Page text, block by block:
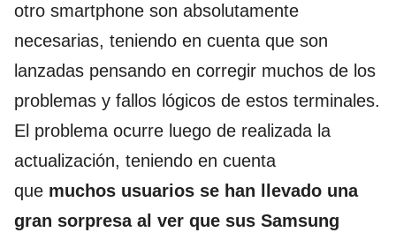
otro smartphone son absolutamente
necesarias, teniendo en cuenta que son
lanzadas pensando en corregir muchos de los
problemas y fallos lógicos de estos terminales.
El problema ocurre luego de realizada la
actualización, teniendo en cuenta
que muchos usuarios se han llevado una
gran sorpresa al ver que sus Samsung